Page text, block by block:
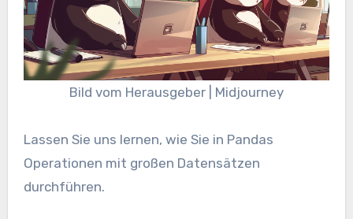
Bild vom Herausgeber | Midjourney
Lassen Sie uns lernen, wie Sie in Pandas
Operationen mit großen Datensätzen
durchführen.